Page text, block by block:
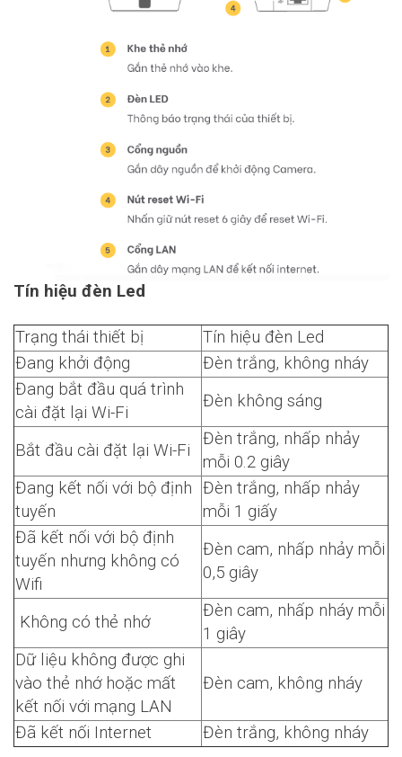
Tín hiệu đèn Led
Trạng thái thiết bị
Tín hiệu đèn Led
Đang khởi động
Đèn trắng, không nháy
Đang bắt đầu quá trình
cài đặt lại Wi-Fi
Đèn không sáng
Bắt đầu cài đặt lại Wi-Fi
Đèn trắng, nhấp nhảy
mỗi 0.2 giây
Đang kết nối với bộ định
tuyến
Đèn trắng, nhấp nhảy
mỗi 1 giấy
Đã kết nối với bộ định
tuyến nhưng không có
Wifi
Đèn cam, nhấp nhảy mỗi
0,5 giây
Không có thẻ nhớ
Đèn cam, nhấp nháy mỗi
1 giây
Dữ liệu không được ghi
vào thẻ nhớ hoặc mất
kết nối với mạng LAN
Đèn cam, không nháy
Đã kết nối Internet Đèn trắng, không nháy